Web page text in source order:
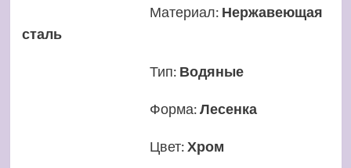
Материал: Нержавеющая
сталь
Тип: Водяные
Форма:Лесенка
Цвет:Хром